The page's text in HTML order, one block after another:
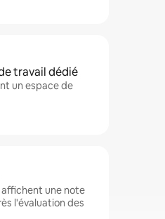
travail dédié
un espace de
une note
l'évaluation des